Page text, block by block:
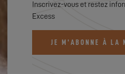
Inscrivez-vous et restez
Excess
JE M'ABONNE À LA